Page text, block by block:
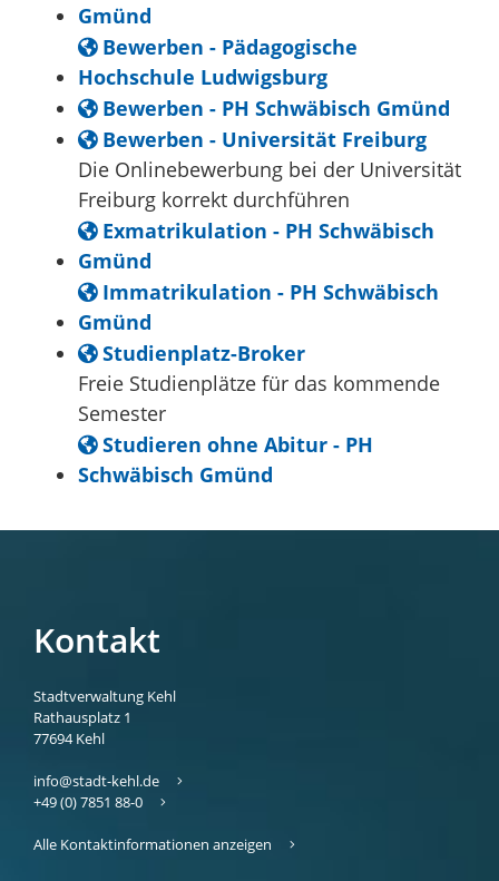
Gmünd
Bewerben - Pädagogische
Hochschule Ludwigsburg
Bewerben - PH Schwäbisch Gmünd
Bewerben - Universität Freiburg
Die Onlinebewerbung bei der Universität
Freiburg korrekt durchführen
Exmatrikulation - PH Schwäbisch
Gmünd
Immatrikulation - PH Schwäbisch
Gmünd
Studienplatz-Broker
Freie Studienplätze für das kommende
Semester
Studieren ohne Abitur - PH
Schwäbisch Gmünd
Kontakt
Stadtverwaltung Kehl
Rathausplatz 1
77694 Kehl
info@stadt-kehl.de
+49 (0) 7851 88-0
Alle Kontaktinformationen anzeigen